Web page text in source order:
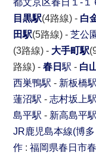
都文京区春日１-１
目黒駅(4路線) - 白
田駅(5路線) -芝公
(3路線) - 大手町駅
路線) -春日駅 - 白
西巣鴨駅 - 新板橋駅
蓮沼駅 -志村坂上駅
島平駅 - 新高島平駅
JR鹿児島本線(博
作 :福岡県春日市